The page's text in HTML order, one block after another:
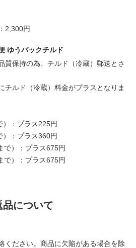
2,300円
ゆうパックチルド
質保持の為、チルド（冷蔵）郵送とさ
チルド（冷蔵）料金がプラスとなりま
）：プラス225円
）：プラス360円
で）：プラス675円
で）：プラス675円
品について
ください。商品に欠陥がある場合を除